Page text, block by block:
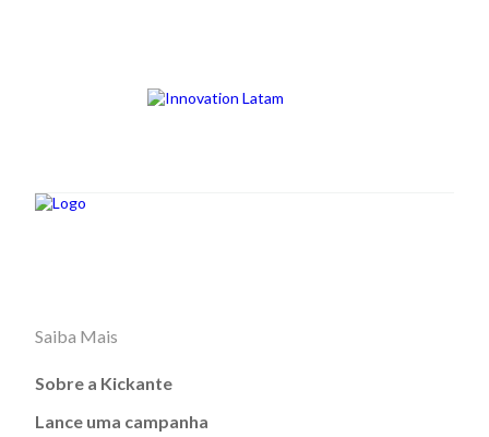
Saiba Mais
Sobre a Kickante
Lance uma campanha